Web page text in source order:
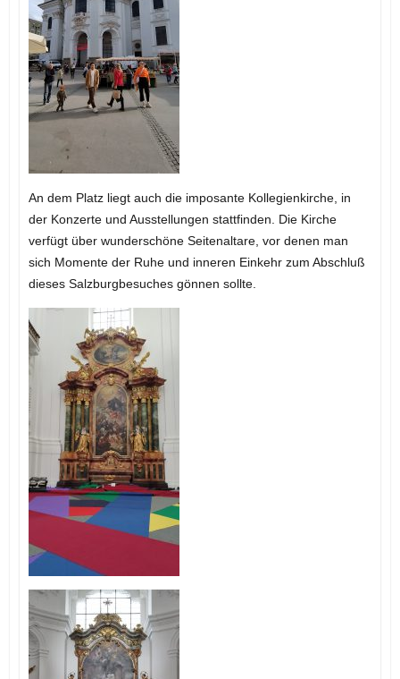
An dem Platz liegt auch die imposante Kollegienkirche, in
der Konzerte und Ausstellungen stattfinden. Die Kirche
verfügt über wunderschöne Seitenaltare, vor denen man
sich Momente der Ruhe und inneren Einkehr zum Abschluß
dieses Salzburgbesuches gönnen sollte.